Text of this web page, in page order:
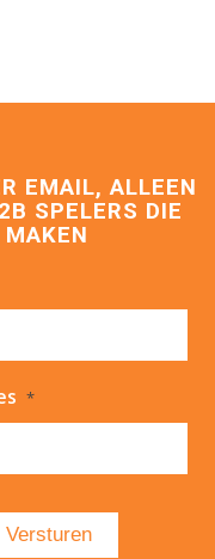
EMAIL, ALLEEN
SPELERS DIE
*